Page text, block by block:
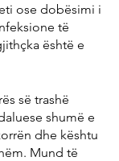
ose dobësimi i
të
është e
së trashë
shumë e
dhe kështu
Mund të